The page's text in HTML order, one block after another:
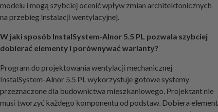
modelu i mogą szybciej ocenić wpływ zmian architektonicznych
na przebieg instalacji wentylacyjnej.
W jaki sposób InstalSystem-Alnor 5.5 PL pozwala szybciej
dobierać elementy i porównywać warianty?
Program do projektowania wentylacji mechanicznej
InstalSystem-Alnor 5.5 PL wykorzystuje gotowe systemy
przeznaczone dla budownictwa mieszkaniowego. Projektant nie
musi tworzyć każdego komponentu od podstaw. Dobiera element